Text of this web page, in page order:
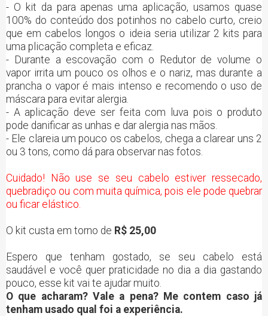
- O kit da para apenas uma aplicação, usamos quase
100% do conteúdo dos potinhos no cabelo curto, creio
que em cabelos longos o ideia seria utilizar 2 kits para
uma plicação completa e eficaz.
- Durante a escovação com o Redutor de volume o
vapor irrita um pouco os olhos e o nariz, mas durante a
prancha o vapor é mais intenso e recomendo o uso de
máscara para evitar alergia.
- A aplicação deve ser feita com luva pois o produto
pode danificar as unhas e dar alergia nas mãos.
- Ele clareia um pouco os cabelos, chega a clarear uns 2
ou 3 tons, como dá para observar nas fotos.
Cuidado! Não use se seu cabelo estiver ressecado,
quebradiço ou com muita química, pois ele pode quebrar
ou ficar elástico.
O kit custa em torno de R$ 25,00
Espero que tenham gostado, se seu cabelo está
saudável e você quer praticidade no dia a dia gastando
pouco, esse kit vai te ajudar muito.
O que acharam? Vale a pena? Me contem caso já
tenham usado qual foi a experiência.